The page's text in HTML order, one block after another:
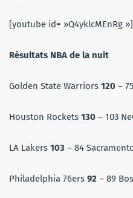
[youtube id= »Q4yklcMEnRg »]
Résultats NBA de la nuit
Golden State Warriors 120 –
Houston Rockets 130 – 103
LA Lakers 103 – 84
Philadelphia 76ers 92 – 89